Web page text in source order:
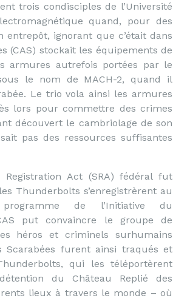
trois condisciples de l’Université
quand, pour des
entrepôt, ignorant que c’était dans
(CAS) stockait les équipements de
armures autrefois portées par le
le nom de MACH-2, quand il
Le trio vola ainsi les armures
lors pour commettre des crimes
découvert le cambriolage de son
pas des ressources suffisantes
Act (SRA) fédéral fut
Thunderbolts s’enregistrèrent au
de l’Initiative du
put convaincre le groupe de
héros et criminels surhumains
Scarabées furent ainsi traqués et
qui les téléportèrent
du Château Replié des
lieux à travers le monde – où